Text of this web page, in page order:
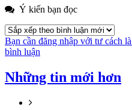
Ý kiến bạn đọc
Bạn cần đăng nhập với tư cách là
bình luận
Những tin mới hơn